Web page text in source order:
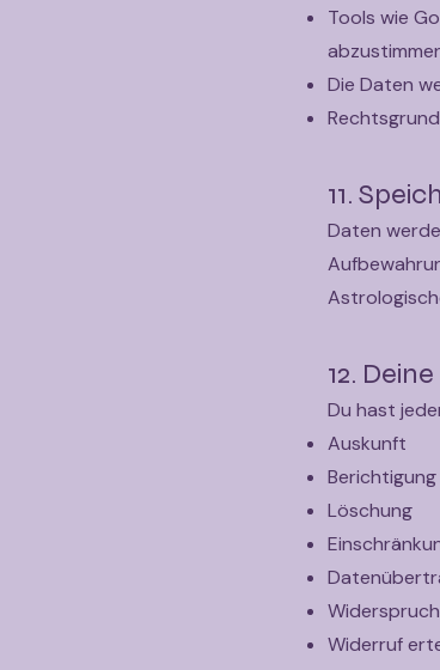
Tools wie
Die Daten
11.
Daten
12.
Du hast
Auskunft
Berichtigung
Löschung
Widerspruch
Widerruf